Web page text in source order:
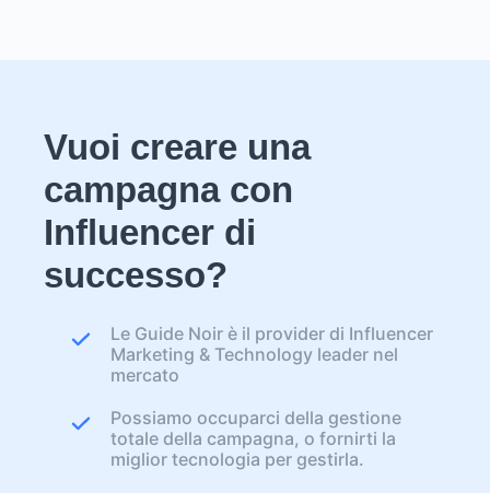
Vuoi creare una
campagna con
Influencer di
successo?
Le Guide Noir è il provider di Influencer
Marketing & Technology leader nel
mercato
Possiamo occuparci della gestione
totale della campagna, o fornirti la
miglior tecnologia per gestirla.